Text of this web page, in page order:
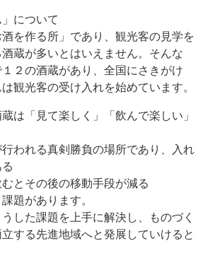
について
を作る所」であり、観光客の見学を
蔵が多いとはいえません。そんな
２の酒蔵があり、全国にさきがけ
観光客の受け入れを始めています。
は「見て楽しく」「飲んで楽しい」
行われる真剣勝負の場所であり、入れ
とその後の移動手段が減る
題があります。
した課題を上手に解決し、ものづく
する先進地域へと発展していけると